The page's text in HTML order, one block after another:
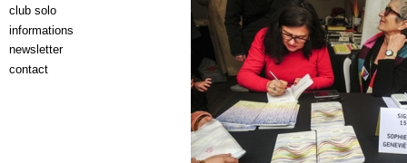
club solo
informations
newsletter
contact